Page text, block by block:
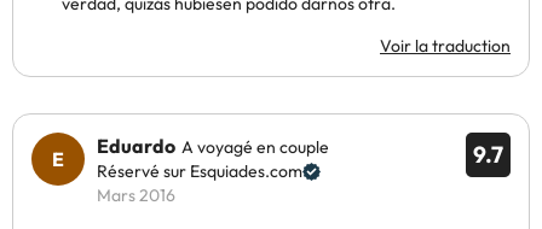
Voir la traduction
9.7
Eduardo A voyagé en couple
Réservé sur Esquiades.com
Mars 2016